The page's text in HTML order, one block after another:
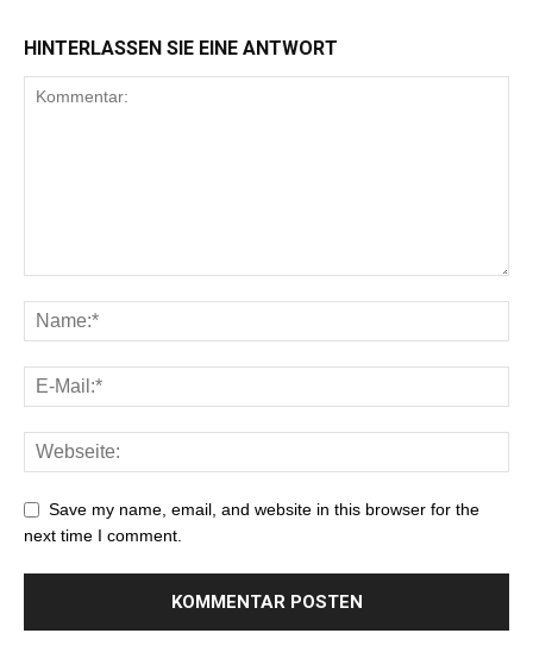
HINTERLASSEN SIE EINE ANTWORT
Save my name, email, and website in this browser for the
next time I comment.